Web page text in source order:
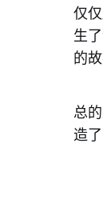
仅
生
的
总
造